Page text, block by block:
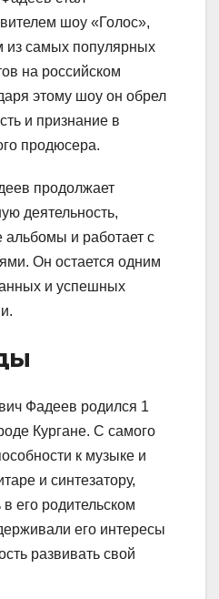
шоу «Голос»,
из самых популярных
на российском
этому шоу он обрел
и признание в
продюсера.
продолжает
деятельность,
альбомы и работает с
Он остается одним
и успешных
Фадеев родился 1
Кургане. С самого
к музыке и
и синтезатору,
его родительском
его интересы
развивать свой